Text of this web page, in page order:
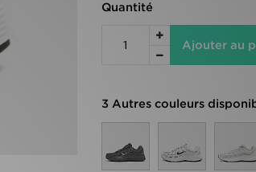
Quantité
Ajouter au
3 Autres couleurs